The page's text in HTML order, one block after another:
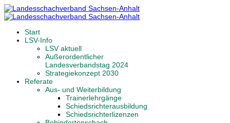
Start
LSV-Info
LSV aktuell
Außerordentlicher
Landesverbandstag 2024
Strategiekonzept 2030
Referate
Aus- und Weiterbildung
Trainerlehrgänge
Schiedsrichterausbildung
Schiedsrichterlizenzen